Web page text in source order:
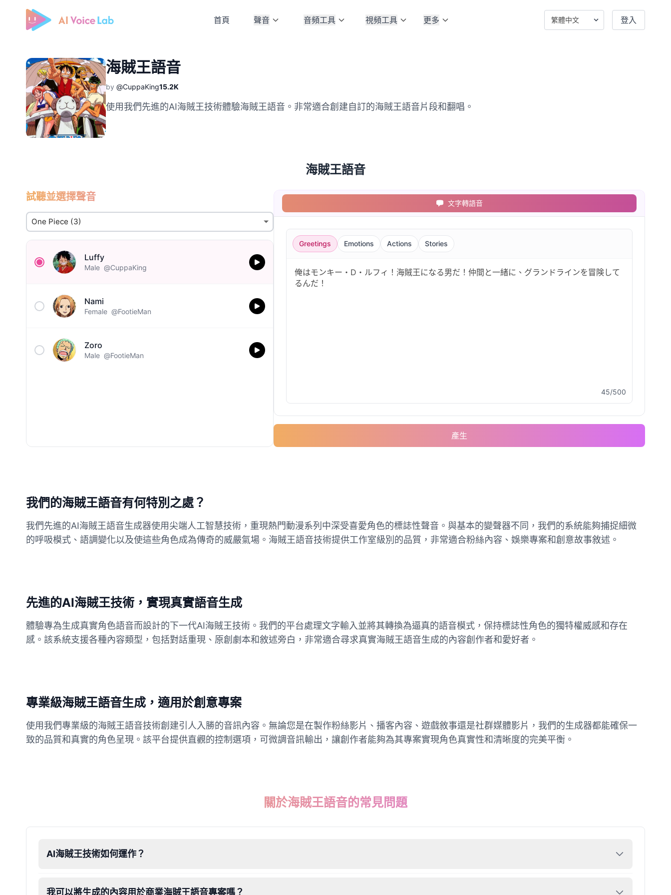
Free AI Cover & AI Voice Over 首頁 聲音 音頻工具 視頻工具 更多 登入
海賊王語音
by @CuppaKing15.2K
使用我們先進的AI海賊王技術體驗海賊王語音。非常適合創建自訂的海賊王語音片段和翻唱。
海賊王語音
試聽並選擇聲音
Luffy
Male @CuppaKing
Nami
Female @FootieMan
Zoro
Male @FootieMan
文字轉語音
Greetings Emotions Actions Stories
45/500
產生
我們的海賊王語音有何特別之處？
我們先進的AI海賊王語音生成器使用尖端人工智慧技術，重現熱門動漫系列中深受喜愛角色的標誌性聲音。與基本的變聲器不同，我們的系統能夠捕捉細微
的呼吸模式、語調變化以及使這些角色成為傳奇的威嚴氣場。海賊王語音技術提供工作室級別的品質，非常適合粉絲內容、娛樂專案和創意故事敘述。
先進的AI海賊王技術，實現真實語音生成
體驗專為生成真實角色語音而設計的下一代AI海賊王技術。我們的平台處理文字輸入並將其轉換為逼真的語音模式，保持標誌性角色的獨特權威感和存在
感。該系統支援各種內容類型，包括對話重現、原創劇本和敘述旁白，非常適合尋求真實海賊王語音生成的內容創作者和愛好者。
專業級海賊王語音生成，適用於創意專案
使用我們專業級的海賊王語音技術創建引人入勝的音訊內容。無論您是在製作粉絲影片、播客內容、遊戲敘事還是社群媒體影片，我們的生成器都能確保一
致的品質和真實的角色呈現。該平台提供直觀的控制選項，可微調音訊輸出，讓創作者能夠為其專案實現角色真實性和清晰度的完美平衡。
關於海賊王語音的常見問題
AI海賊王技術如何運作？
我可以將生成的內容用於商業海賊王語音專案嗎？